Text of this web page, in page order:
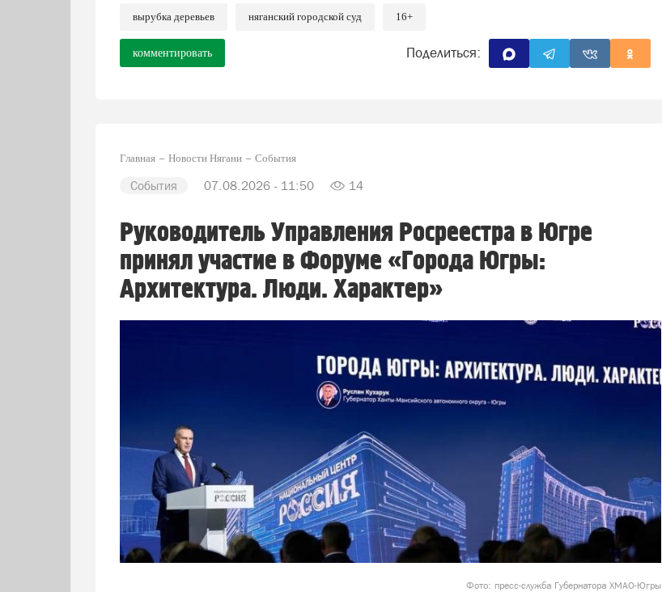
вырубка деревьев няганский городской суд 16+
комментировать Поделиться:
Главная Новости Нягани События
События 07.08.2026 - 11:50 14
Руководитель Управления Росреестра в Югре
принял участие в Форуме «Города Югры:
Архитектура. Люди. Характер»
Фото: пресс-служба Губернатора ХМАО-Югры